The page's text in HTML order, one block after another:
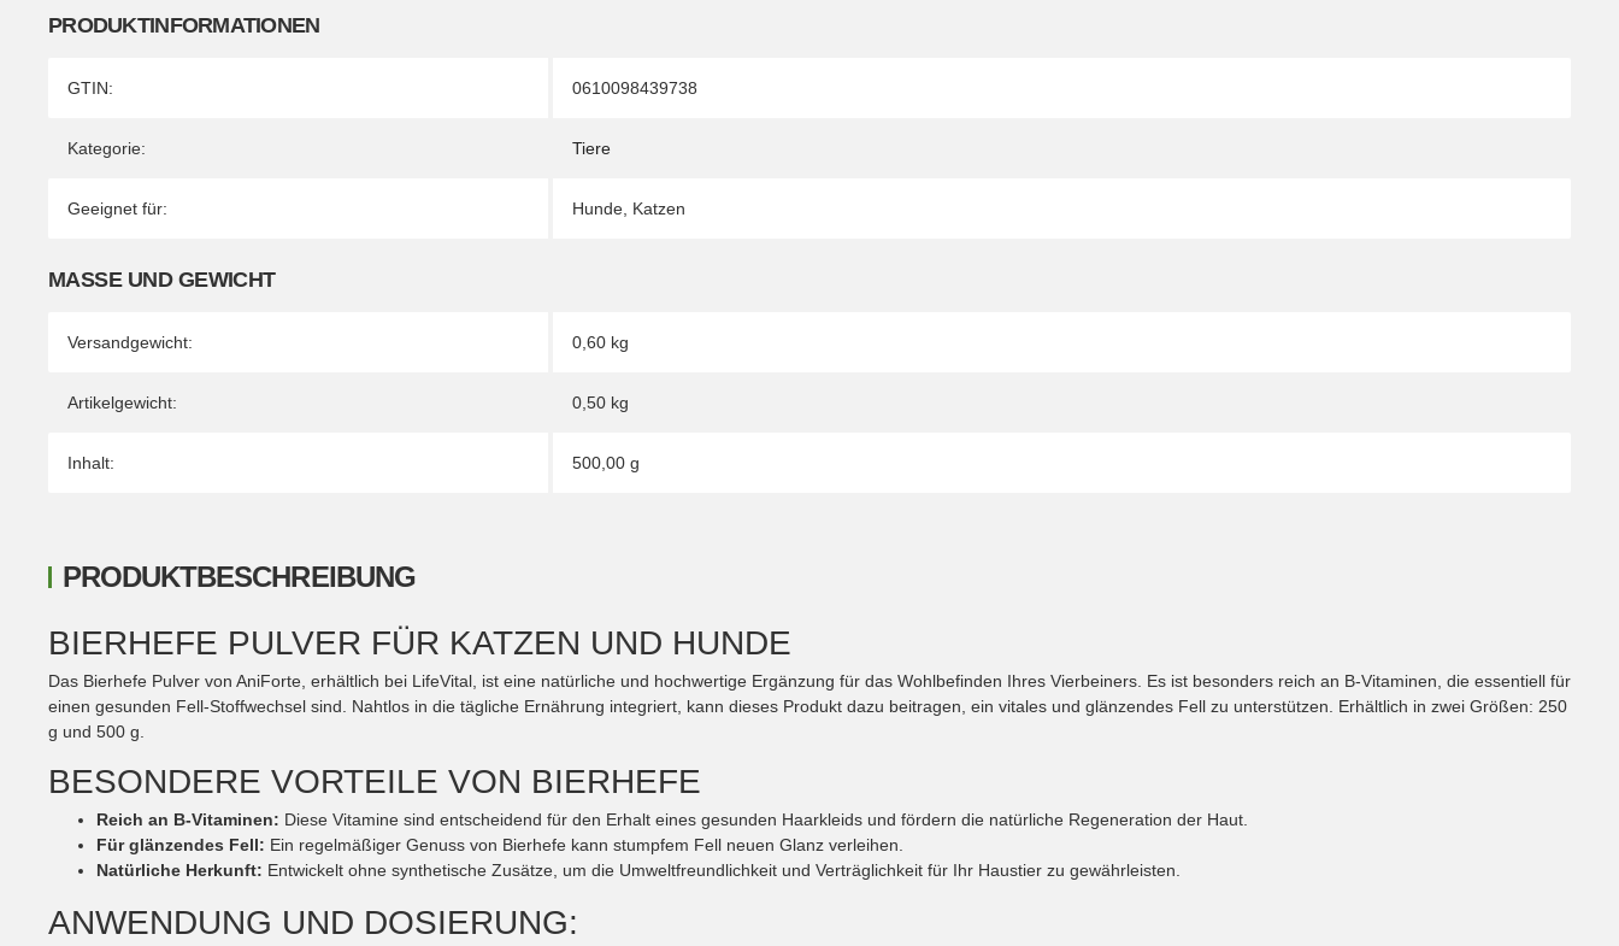
PRODUKTINFORMATIONEN
Produkteigenschaft
Wert
GTIN: 0610098439738
Kategorie: Tiere
Geeignet für: Hunde Katzen
MASSE UND GEWICHT
Versandgewicht: 0,60 kg
Artikelgewicht: 0,50 kg
Inhalt: 500,00 g
PRODUKTBESCHREIBUNG
BIERHEFE PULVER FÜR KATZEN UND HUNDE
Das Bierhefe Pulver von AniForte, erhältlich bei LifeVital, ist eine natürliche und hochwertige Ergänzung für das Wohlbefinden Ihres Vierbeiners. Es ist besonders reich an B-Vitaminen, die essentiell für
einen gesunden Fell-Stoffwechsel sind. Nahtlos in die tägliche Ernährung integriert, kann dieses Produkt dazu beitragen, ein vitales und glänzendes Fell zu unterstützen. Erhältlich in zwei Größen: 250
g und 500 g.
BESONDERE VORTEILE VON BIERHEFE
Reich an B-Vitaminen: Diese Vitamine sind entscheidend für den Erhalt eines gesunden Haarkleids und fördern die natürliche Regeneration der Haut.
Für glänzendes Fell: Ein regelmäßiger Genuss von Bierhefe kann stumpfem Fell neuen Glanz verleihen.
Natürliche Herkunft: Entwickelt ohne synthetische Zusätze, um die Umweltfreundlichkeit und Verträglichkeit für Ihr Haustier zu gewährleisten.
ANWENDUNG UND DOSIERUNG: